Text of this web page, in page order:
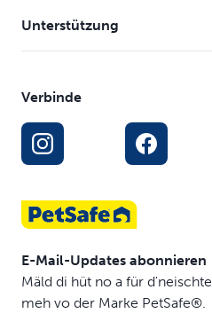
Unterstützung
Verbinde
E-Mail-Updates abonnieren
Mäld di hüt no a für
meh vo der Marke PetSafe®.